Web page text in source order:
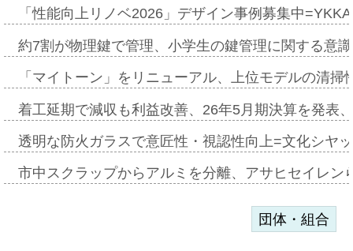
「性能向上リノベ2026」デザイン事例募集中
約7割が物理鍵で管理、小学生の鍵管理に関する意
「マイトーン」をリニューアル、上位モデルの清
着工延期で減収も利益改善、26年5月期決算を発表
透明な防火ガラスで意匠性・視認性向上=文化シヤ
市中スクラップからアルミを分離、アサヒセイレ
団体・組合